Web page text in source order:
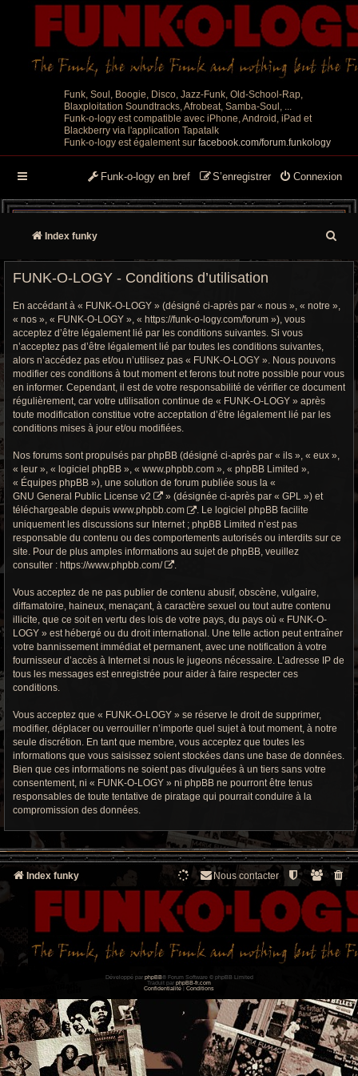
Funk, Soul, Boogie, Disco, Jazz-Funk, Old-School-Rap,
Blaxploitation Soundtracks, Afrobeat, Samba-Soul, ...
Funk-o-logy est compatible avec iPhone, Android, iPad et
Blackberry via l'application Tapatalk
Funk-o-logy est également sur facebook.com/forum.funkology
Connexion
S’enregistrer
Funk-o-logy en bref
Index funky
e
h
c
o
FUNK-O-LOGY - Conditions d’utilisation
En accédant à « FUNK-O-LOGY » (désigné ci-après par « nous », « notre »,
« nos », « FUNK-O-LOGY », « https://funk-o-logy.com/forum »), vous
acceptez d’être légalement lié par les conditions suivantes. Si vous
n’acceptez pas d’être légalement lié par toutes les conditions suivantes,
alors n’accédez pas et/ou n’utilisez pas « FUNK-O-LOGY ». Nous pouvons
modifier ces conditions à tout moment et ferons tout notre possible pour vous
en informer. Cependant, il est de votre responsabilité de vérifier ce document
régulièrement, car votre utilisation continue de « FUNK-O-LOGY » après
toute modification constitue votre acceptation d’être légalement lié par les
conditions mises à jour et/ou modifiées.
Nos forums sont propulsés par phpBB (désigné ci-après par « ils », « eux »,
« leur », « logiciel phpBB », « www.phpbb.com », « phpBB Limited »,
« Équipes phpBB »), une solution de forum publiée sous la «
GNU General Public License v2
» (désignée ci-après par « GPL ») et
téléchargeable depuis www.phpbb.com
. Le logiciel phpBB facilite
uniquement les discussions sur Internet ; phpBB Limited n’est pas
responsable du contenu ou des comportements autorisés ou interdits sur ce
site. Pour de plus amples informations au sujet de phpBB, veuillez
consulter : https://www.phpbb.com/
Vous acceptez de ne pas publier de contenu abusif, obscène, vulgaire,
diffamatoire, haineux, menaçant, à caractère sexuel ou tout autre contenu
illicite, que ce soit en vertu des lois de votre pays, du pays où « FUNK-O-
LOGY » est hébergé ou du droit international. Une telle action peut entraîner
votre bannissement immédiat et permanent, avec une notification à votre
fournisseur d’accès à Internet si nous le jugeons nécessaire. L’adresse IP de
tous les messages est enregistrée pour aider à faire respecter ces
conditions.
Vous acceptez que « FUNK-O-LOGY » se réserve le droit de supprimer,
modifier, déplacer ou verrouiller n’importe quel sujet à tout moment, à notre
seule discrétion. En tant que membre, vous acceptez que toutes les
informations que vous saisissez soient stockées dans une base de données.
Bien que ces informations ne soient pas divulguées à un tiers sans votre
consentement, ni « FUNK-O-LOGY » ni phpBB ne pourront être tenus
responsables de toute tentative de piratage qui pourrait conduire à la
compromission des données.
Index funky Nous contacter
Développé par phpBB® Forum Software © phpBB Limited
Traduit par phpBB-fr.com
Confidentialité
Conditions